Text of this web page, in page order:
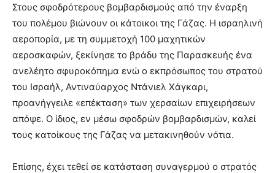
Στους σφοδρότερους βομβαρδισμούς από την έναρξη
του πολέμου βιώνουν οι κάτοικοι της Γάζας. Η ισραηλινή
αεροπορία, με τη συμμετοχή 100 μαχητικών
αεροσκαφών, ξεκίνησε το βράδυ της Παρασκευής ένα
ανελέητο σφυροκόπημα ενώ ο εκπρόσωπος του στρατού
του Ισραήλ, Αντιναύαρχος Ντάνιελ Χάγκαρι,
προανήγγειλε «επέκταση» των χερσαίων επιχειρήσεων
απόψε. Ο ίδιος, εν μέσω σφοδρών βομβαρδισμών, καλεί
τους κατοίκους της Γάζας να μετακινηθούν νότια.
Επίσης, έχει τεθεί σε κατάσταση συναγερμού ο στρατός